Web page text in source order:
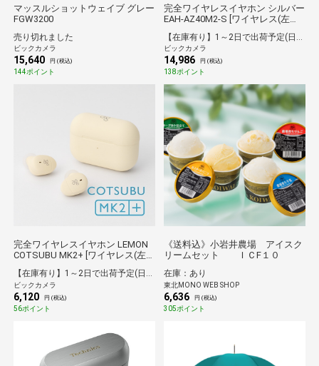
マッスルショットウェイブ グレー
FGW3200
売り切れました
ビックカメラ
15,640 円 (税込)
144ポイント
完全ワイヤレスイヤホン シルバー
EAH-AZ40M2-S [ワイヤレス(左右
リング対応 /Bluetooth対応]
【在庫有り】1～2日で出荷予定(日付指定可)
ビックカメラ
14,986 円 (税込)
138ポイント
完全ワイヤレスイヤホン LEMON
COTSUBU MK2+ [ワイヤレス(左
右分離) /カナル型 /Bluetooth対応]
【在庫有り】1～2日で出荷予定(日付指定可)
ビックカメラ
6,120 円 (税込)
56ポイント
《送料込》小岩井農場 アイスク
リームセット ＩＣF１０
在庫：あり
東北MONO WEB SHOP
6,636 円 (税込)
305ポイント